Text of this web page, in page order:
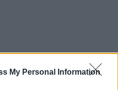
My Personal Information